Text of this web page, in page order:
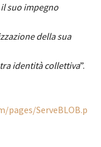
suo impegno
della sua
identità collettiva”.
ServeBLOB.p